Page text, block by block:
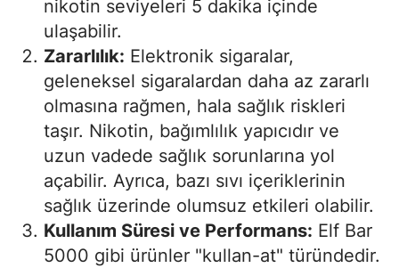
nikotin seviyeleri 5 dakika içinde
ulaşabilir.
Zararlılık: Elektronik sigaralar,
geleneksel sigaralardan daha az zararlı
olmasına rağmen, hala sağlık riskleri
taşır. Nikotin, bağımlılık yapıcıdır ve
uzun vadede sağlık sorunlarına yol
açabilir. Ayrıca, bazı sıvı içeriklerinin
sağlık üzerinde olumsuz etkileri olabilir.
Kullanım Süresi ve Performans: Elf Bar
5000 gibi ürünler "kullan-at" türündedir.